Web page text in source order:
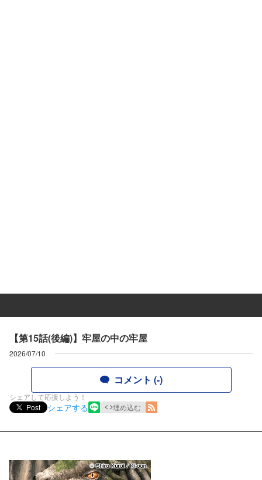
【第15話(後編)】牢屋の中の牢屋
2026/07/10
コメント (-)
シェアして応援しよう！
Post
シェアする 埋め込む